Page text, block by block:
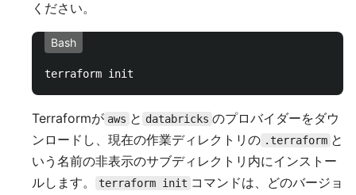
ください。
Bash
Terraformが aws と databricks のプロバイダーをダウ
ンロードし、現在の作業ディレクトリの .terraform と
いう名前の非表示のサブディレクトリ内にインストー
ルします。
terraform init コマンドは、どのバージョ